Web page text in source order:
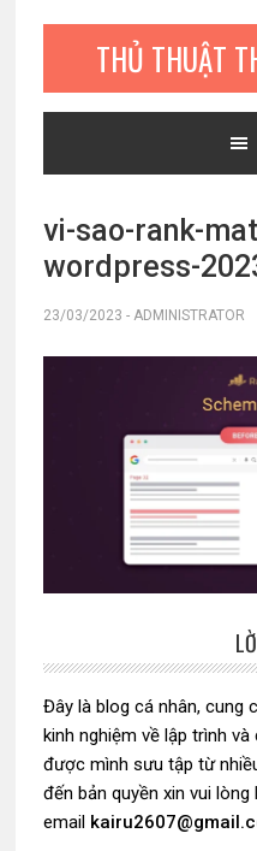
THỦ THUẬT
vi-sao-rank-
wordpress-
23/03/2023 - ADMINISTRATOR
chính
Đây là blog cá nhân, cung
kinh nghiệm về lập trình
được mình sưu tập từ
đến bản quyền xin vui lòng
email